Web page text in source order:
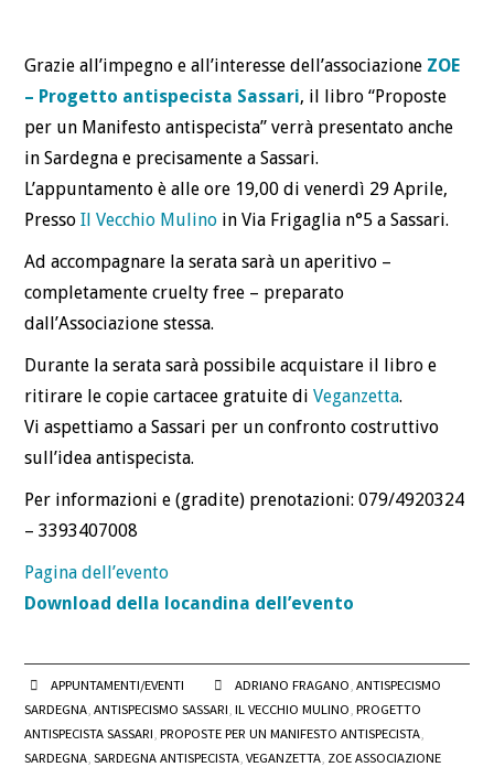
Grazie all’impegno e all’interesse dell’associazione ZOE
– Progetto antispecista Sassari, il libro “Proposte
per un Manifesto antispecista” verrà presentato anche
in Sardegna e precisamente a Sassari.
L’appuntamento è alle ore 19,00 di venerdì 29 Aprile,
PressoIl Vecchio Mulino in Via Frigaglia n°5 a Sassari.
Ad accompagnare la serata sarà un aperitivo –
completamente cruelty free – preparato
dall’Associazione stessa.
Durante la serata sarà possibile acquistare il libro e
ritirare le copie cartacee gratuite diVeganzetta.
Vi aspettiamo a Sassari per un confronto costruttivo
sull’idea antispecista.
Per informazioni e (gradite) prenotazioni: 079/4920324
– 3393407008
Pagina dell’evento
Download della locandina dell’evento
APPUNTAMENTI/EVENTI ADRIANO FRAGANO ANTISPECISMO
SARDEGNA ,ANTISPECISMO SASSARI ,IL VECCHIO MULINO ,PROGETTO
ANTISPECISTA SASSARI ,PROPOSTE PER UN MANIFESTO ANTISPECISTA
SARDEGNA ,SARDEGNA ANTISPECISTA ,VEGANZETTA ZOE ASSOCIAZIONE